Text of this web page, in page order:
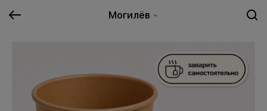
Могилёв